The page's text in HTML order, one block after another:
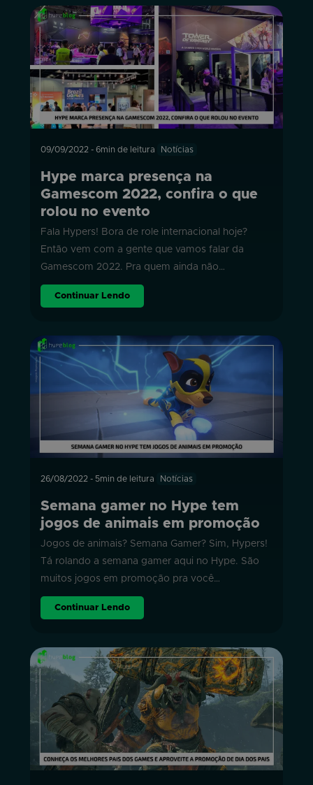
09/09/2022 - 6min de leitura Notícias
Hype marca presença na
Gamescom 2022, confira o que
rolou no evento
Fala Hypers! Bora de role internacional hoje?
Então vem com a gente que vamos falar da
Gamescom 2022. Pra quem ainda não…
Continuar Lendo
26/08/2022 - 5min de leitura Notícias
Semana gamer no Hype tem
jogos de animais em promoção
Jogos de animais? Semana Gamer? Sim, Hypers!
Tá rolando a semana gamer aqui no Hype. São
muitos jogos em promoção pra você…
Continuar Lendo